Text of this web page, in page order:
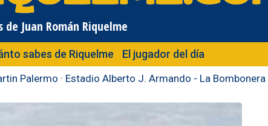
Juan Román Riquelme
sabes de Riquelme El jugador del día
Palermo · Estadio Alberto J. Armando - La Bombonera